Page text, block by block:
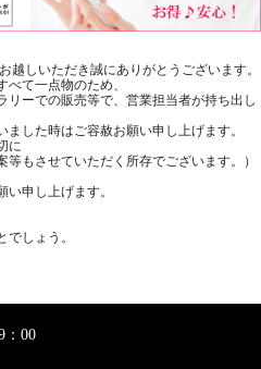
越しいただき誠にありがとうございます。
て一点物のため、
リーでの販売等で、営業担当者が持ち出し
した時はご容赦お願い申し上げます。
に
もさせていただく所存でございます。）
申し上げます。
しょう。
：00